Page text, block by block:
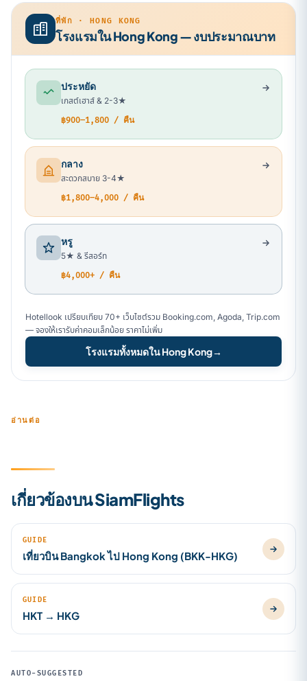
ที่พัก · HONG KONG
โรงแรมใน Hong Kong — งบประมาณบาท
ประหยัด
เกสต์เฮาส์ & 2-3★
฿900–1,800 / คืน
กลาง
สะดวกสบาย 3-4★
฿1,800–4,000 / คืน
หรู
5★ & รีสอร์ท
฿4,000+ / คืน
Hotellook เปรียบเทียบ 70+ เว็บไซต์รวม Booking.com, Agoda, Trip.com
— จองให้เรารับค่าคอมเล็กน้อย ราคาไม่เพิ่ม
โรงแรมทั้งหมดใน Hong Kong→
อ่านต่อ
เกี่ยวข้องบน SiamFlights
GUIDE
เที่ยวบิน Bangkok ไป Hong Kong (BKK-HKG)
GUIDE
HKT → HKG
AUTO-SUGGESTED